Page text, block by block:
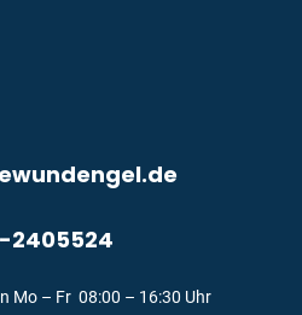
2405524
Mo – Fr 08:00 – 16:30 Uhr